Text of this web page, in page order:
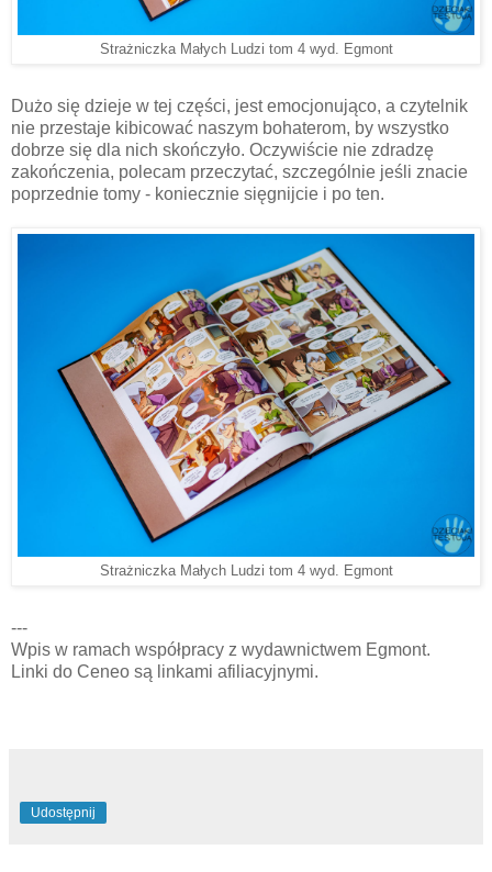
Strażniczka Małych Ludzi tom 4 wyd. Egmont
Dużo się dzieje w tej części, jest emocjonująco, a czytelnik
nie przestaje kibicować naszym bohaterom, by wszystko
dobrze się dla nich skończyło. Oczywiście nie zdradzę
zakończenia, polecam przeczytać, szczególnie jeśli znacie
poprzednie tomy - koniecznie sięgnijcie i po ten.
Strażniczka Małych Ludzi tom 4 wyd. Egmont
---
Wpis w ramach współpracy z wydawnictwem Egmont.
Linki do Ceneo są linkami afiliacyjnymi.
Udostępnij